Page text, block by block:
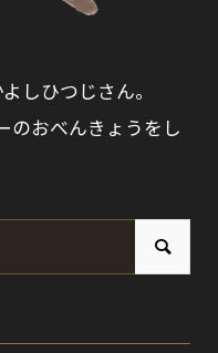
しひつじさん。
のおべんきょうをし